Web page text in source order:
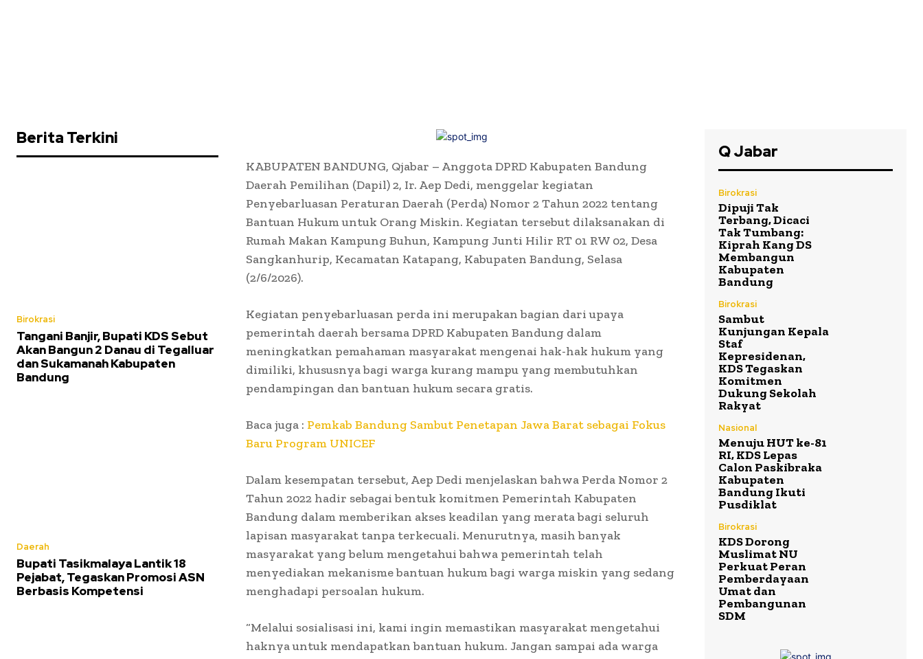
Berita Terkini
Birokrasi
Tangani Banjir, Bupati KDS Sebut
Akan Bangun 2 Danau di Tegalluar
dan Sukamanah Kabupaten
Bandung
Daerah
Bupati Tasikmalaya Lantik 18
Pejabat, Tegaskan Promosi ASN
Berbasis Kompetensi
KABUPATEN BANDUNG, Qjabar – Anggota DPRD Kabupaten Bandung
Daerah Pemilihan (Dapil) 2, Ir. Aep Dedi, menggelar kegiatan
Penyebarluasan Peraturan Daerah (Perda) Nomor 2 Tahun 2022 tentang
Bantuan Hukum untuk Orang Miskin. Kegiatan tersebut dilaksanakan di
Rumah Makan Kampung Buhun, Kampung Junti Hilir RT 01 RW 02, Desa
Sangkanhurip, Kecamatan Katapang, Kabupaten Bandung, Selasa
(2/6/2026).
Kegiatan penyebarluasan perda ini merupakan bagian dari upaya
pemerintah daerah bersama DPRD Kabupaten Bandung dalam
meningkatkan pemahaman masyarakat mengenai hak-hak hukum yang
dimiliki, khususnya bagi warga kurang mampu yang membutuhkan
pendampingan dan bantuan hukum secara gratis.
Baca juga : Pemkab Bandung Sambut Penetapan Jawa Barat sebagai Fokus
Baru Program UNICEF
Dalam kesempatan tersebut, Aep Dedi menjelaskan bahwa Perda Nomor 2
Tahun 2022 hadir sebagai bentuk komitmen Pemerintah Kabupaten
Bandung dalam memberikan akses keadilan yang merata bagi seluruh
lapisan masyarakat tanpa terkecuali. Menurutnya, masih banyak
masyarakat yang belum mengetahui bahwa pemerintah telah
menyediakan mekanisme bantuan hukum bagi warga miskin yang sedang
menghadapi persoalan hukum.
“Melalui sosialisasi ini, kami ingin memastikan masyarakat mengetahui
haknya untuk mendapatkan bantuan hukum. Jangan sampai ada warga
Q Jabar
Birokrasi
Dipuji Tak
Terbang, Dicaci
Tak Tumbang:
Kiprah Kang DS
Membangun
Kabupaten
Bandung
Birokrasi
Sambut
Kunjungan Kepala
Staf
Kepresidenan,
KDS Tegaskan
Komitmen
Dukung Sekolah
Rakyat
Nasional
Menuju HUT ke-81
RI, KDS Lepas
Calon Paskibraka
Kabupaten
Bandung Ikuti
Pusdiklat
Birokrasi
KDS Dorong
Muslimat NU
Perkuat Peran
Pemberdayaan
Umat dan
Pembangunan
SDM